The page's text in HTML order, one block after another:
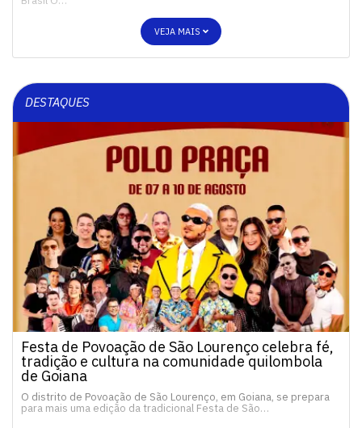
VEJA MAIS
DESTAQUES
Festa de Povoação de São Lourenço celebra fé,
tradição e cultura na comunidade quilombola
de Goiana
O distrito de Povoação de São Lourenço, em Goiana, se prepara
para mais uma edição da tradicional Festa de São…